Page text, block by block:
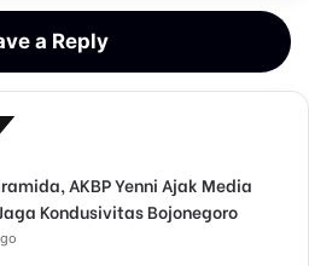
a Reply
AKBP Yenni Ajak Media
Kondusivitas Bojonegoro